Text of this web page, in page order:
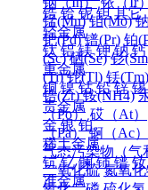
锰(Mn) 钼(Mo)
钯(Pd) 镨(Pr) 铂
(Sc) 硒(Se) 钐
(Ti) 铊(Tl) 铥(Tm)
锆(Zr) 铵(NH4)
（Po） 砹（At）
（Pa） 锕（Ac）
气态污染物（气
二氧化硫 氮氧
锆 铪 铌 钽 其它
轻金属
钛 铝 镁 钾 钠 钙
重金属
铜 镍 钴 铅 锌 锡
贵金属
金 银 铂
稀土金属
钪 钇 镧 铈 镨 钕
准金属